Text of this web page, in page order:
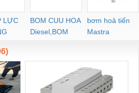
LỰC
BOM CUU HOA
Diesel,BOM
CHUA CHAY
bơm hoả tiển
Mastra